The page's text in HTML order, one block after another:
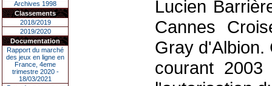
Archives 1998
Classements
2018/2019
2019/2020
Documentation
Rapport du marché
des jeux en ligne en
France, 4eme
trimestre 2020 -
18/03/2021
Lucien
Cannes
Gray d'Albion.
courant